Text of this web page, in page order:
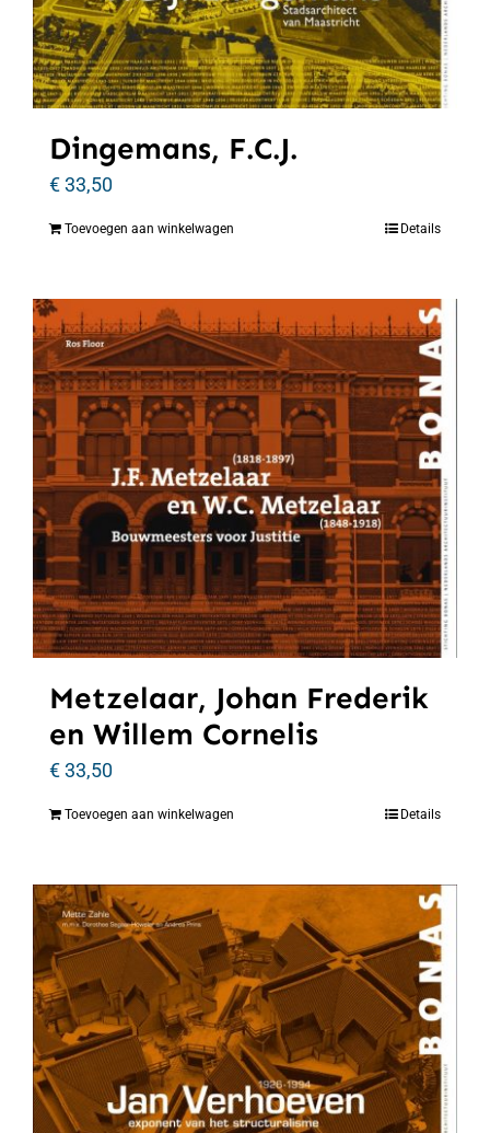
Dingemans, F.C.J.
€33,50
Toevoegen aan winkelwagen Details
Metzelaar, Johan Frederik
en Willem Cornelis
€33,50
Toevoegen aan winkelwagen Details